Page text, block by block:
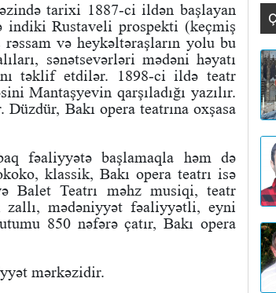
tarixi 1887-ci ildən başlayan
indiki Rustaveli prospekti (keçmiş
və heykəltəraşların yolu bu
sənətsevərləri mədəni həyatı
təklif etdilər. 1898-ci ildə teatr
Mantaşyevin qarşıladığı yazılır.
Bakı opera teatrına oxşasa
fəaliyyətə başlamaqla həm də
klassik, Bakı opera teatrı isə
Balet Teatrı məhz musiqi, teatr
mədəniyyət fəaliyyətli, eyni
850 nəfərə çatır, Bakı opera
mərkəzidir.